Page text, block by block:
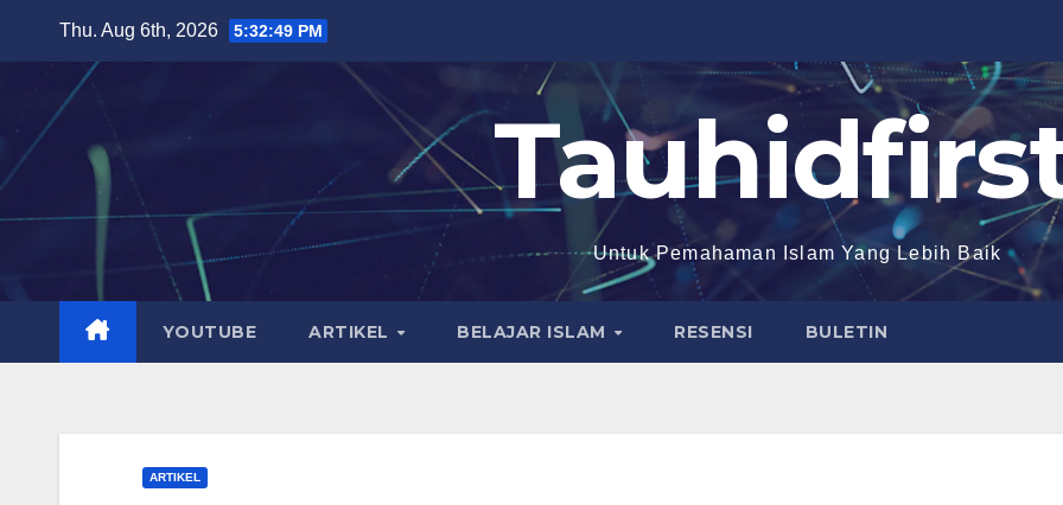
Thu. Aug 6th, 2026 5:32:50 PM
Untuk Pemahaman Islam Yang Lebih Baik
YOUTUBE ARTIKEL BELAJAR ISLAM RESENSI BULETIN
ARTIKEL